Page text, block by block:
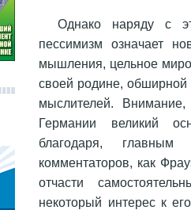
Однако наряду с
пессимизм означает
мышления, цельное
своей родине,
мыслителей.
Германии великий
благодаря, главным
комментаторов, как
отчасти
некоторый интерес к